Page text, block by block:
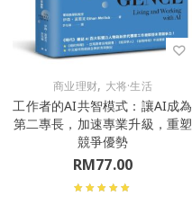
商业理财, 大将·生活
工作者的AI共智模式：讓AI成為
第二專長，加速專業升級，重塑
競爭優勢
RM77.00